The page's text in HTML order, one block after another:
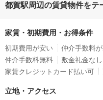
都賀駅周辺の賃貸物件をテ
家賃・初期費用・お得条件
初期費用が安い
仲介手数料
仲介手数料無料
敷金礼金なし
家賃クレジットカード払い可
立地・アクセス